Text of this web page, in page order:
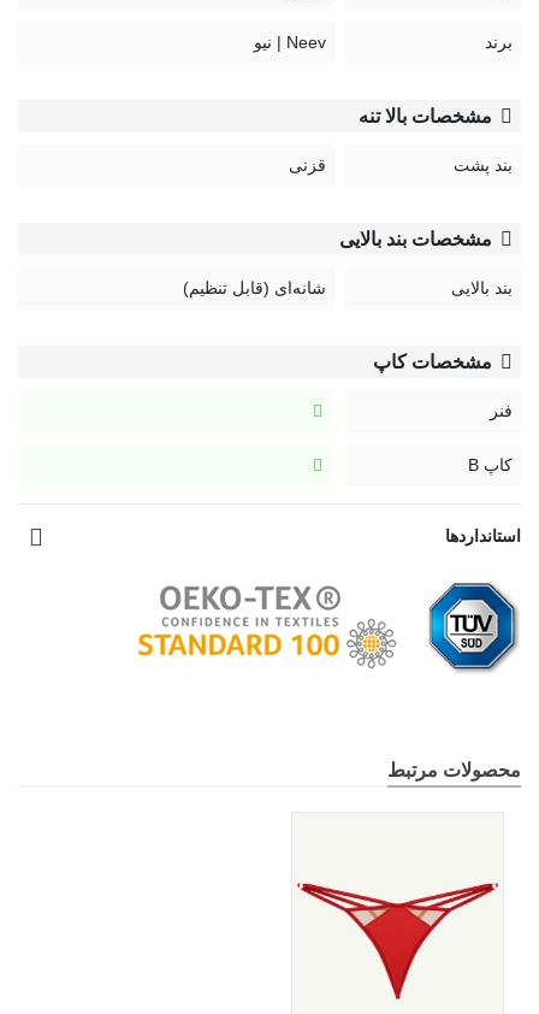
برند Neev | نیو
مشخصات بالا تنه
بند پشت قزنی
مشخصات بند بالایی
بند بالایی شانه‌ای (قابل تنظیم)
مشخصات کاپ
فنر
کاپ B
استانداردها
محصولات مرتبط